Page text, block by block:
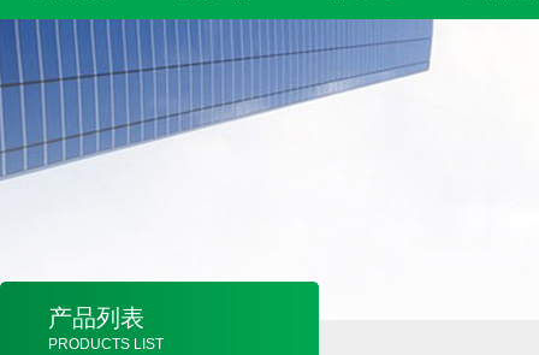
产品列表
PRODUCTS LIST